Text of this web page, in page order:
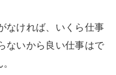
なければ、いくら仕事
ないから良い仕事はで